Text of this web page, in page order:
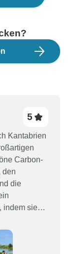
5
Kantabrien
Carbon-
den
die
indem sie
zur
dass die
waren.